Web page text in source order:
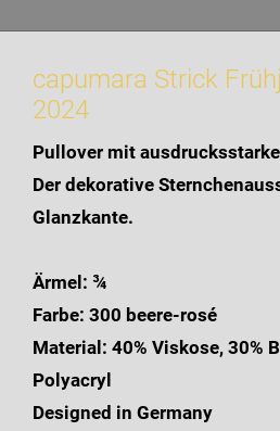
capumara Strick
2024
Pullover mit
Der dekorative
Glanzkante.
Ärmel: ¾
Farbe: 300 beere-rosé
Material: 40% Viskose, 30%
Polyacryl
Designed in Germany